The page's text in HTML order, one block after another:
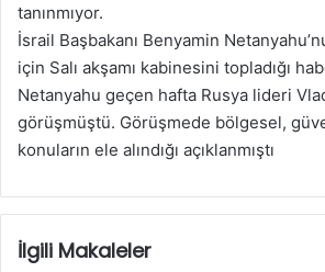
tanınmıyor.
İsrail Başbakanı Benyamin
için Salı akşamı kabinesini topladığı
Netanyahu geçen hafta Rusya lideri
görüşmüştü. Görüşmede bölgesel,
konuların ele alındığı açıklanmıştı
İlgili Makaleler